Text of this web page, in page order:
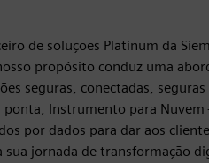
de soluções Platinum da
propósito conduz uma
seguras, conectadas,
ponta, Instrumento para
por dados para dar aos
sua jornada de transformação